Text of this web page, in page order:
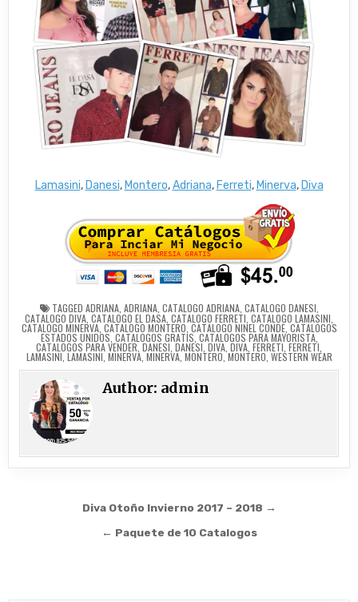
Lamasini, Danesi, Montero,Adriana, Ferreti, Minerva, Diva
TAGGED ADRIANA, ADRIANA, CATALOGO ADRIANA, CATALOGO DANESI
CATALOGO DIVA CATALOGO EL DASA CATALOGO FERRETI CATALOGO LAMASINI
CATALOGO MINERVA, CATALOGO MONTERO CATALOGO NINEL CONDE, CATALOGOS
ESTADOS UNIDOS CATALOGOS GRATIS CATALOGOS PARA MAYORISTA,
CATALOGOS PARA VENDER DANESI DANESI DIVA DIVA FERRETI FERRETI
LAMASINI LAMASINI MINERVA, MINERVA, MONTERO ,MONTERO WESTERN WEAR
Author: admin
navigation
Diva Otoño Invierno 2017 – 2018 →
← Paquete de 10 Catalogos